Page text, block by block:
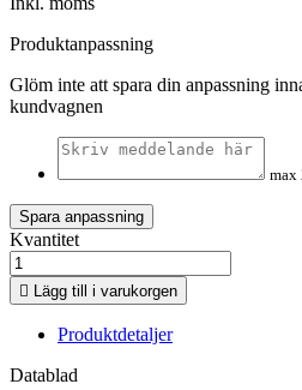
Produktanpassning
Glöm inte att spara din anpassning
kundvagnen
max
Spara anpassning
Kvantitet
 Lägg till i varukorgen
Produktdetaljer
Datablad